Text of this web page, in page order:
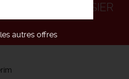
autres offres
CARROSSIER